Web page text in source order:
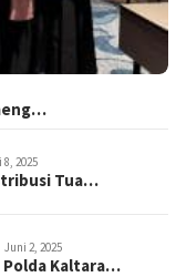
2025
Tua…
Juni 2, 2025
Polda Kaltara…